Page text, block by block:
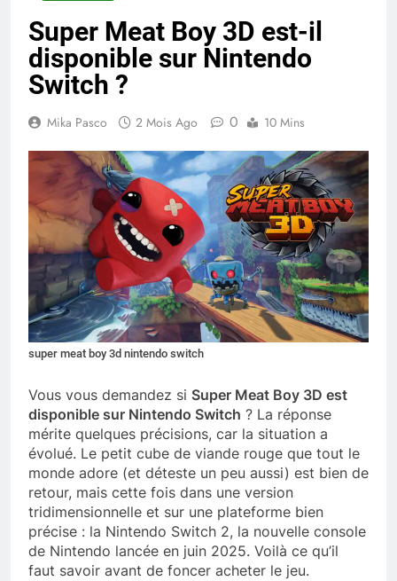
Super Meat Boy 3D est-il
disponible sur Nintendo
Switch ?
Mika Pasco 2 Mois Ago 0 10 Mins
super meat boy 3d nintendo switch
Vous vous demandez si Super Meat Boy 3D est
disponible sur Nintendo Switch ? La réponse
mérite quelques précisions, car la situation a
évolué. Le petit cube de viande rouge que tout le
monde adore (et déteste un peu aussi) est bien de
retour, mais cette fois dans une version
tridimensionnelle et sur une plateforme bien
précise : la Nintendo Switch 2, la nouvelle console
de Nintendo lancée en juin 2025. Voilà ce qu’il
faut savoir avant de foncer acheter le jeu.